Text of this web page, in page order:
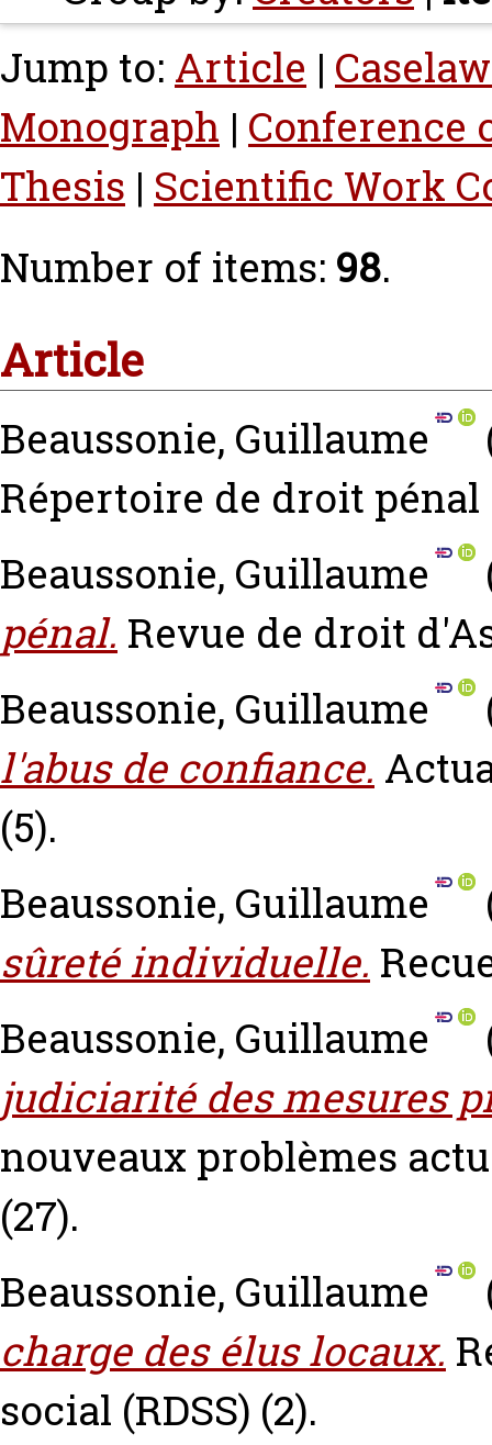
Jump to: Article |
Monograph | Conference
Thesis | Scientific Work
Number of items: 98.
Article
Beaussonie, Guillaume
Répertoire de droit
Beaussonie, Guillaume
pénal. Revue de droit
Beaussonie, Guillaume
l'abus de confiance.
(5).
Beaussonie, Guillaume
sûreté individuelle.
Beaussonie, Guillaume
judiciarité des mesures
nouveaux problèmes
(27).
Beaussonie, Guillaume
charge des élus locaux.
social (RDSS) (2).